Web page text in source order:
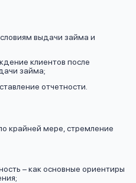
выдачи займа и
клиентов после
займа;
отчетности.
крайней мере, стремление
– как основные ориентиры